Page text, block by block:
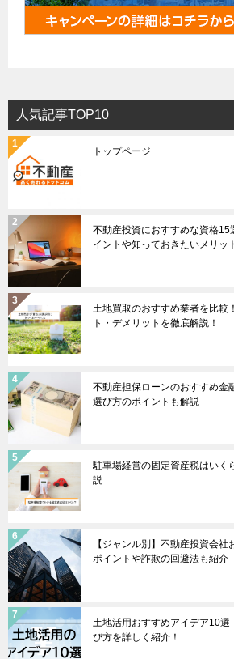
人気記事TOP10
トップページ
不動産投資におすすめな資格15
イントや知っておきたいメリッ
土地買取のおすすめ業者を比較
ト・デメリットを徹底解説！
不動産担保ローンのおすすめ金
選び方のポイントも解説
駐車場経営の固定資産税はいく
説
【ジャンル別】不動産投資会
ポイントや詐欺の回避法も紹介
土地活用おすすめアイデア10選
び方を詳しく紹介！